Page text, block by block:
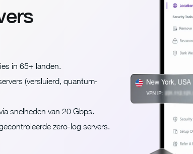
in 65+ landen.
(versluierd, quantum-
snelheden van 20 Gbps.
zero-log servers.